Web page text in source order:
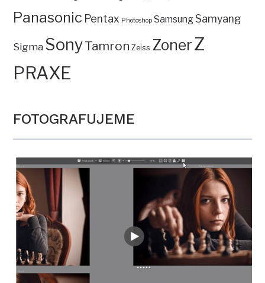
Panasonic Pentax Photoshop SamsungSamyang
Sigma SonyTamron Zeiss ZonerZ
PRAXE
FOTOGRAFUJEME